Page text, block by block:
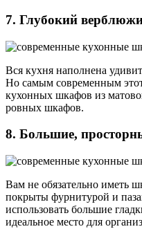
7. Глубокий
Вся кухня наполнена
Но самым современным
кухонных шкафов из
ровных шкафов.
8. Большие,
Вам не обязательно иметь
покрыты фурнитурой и
использовать большие
идеальное место для